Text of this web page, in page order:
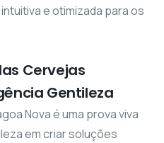
e otimizada para os
Cervejas
Gentileza
Nova é uma prova viva
em criar soluções